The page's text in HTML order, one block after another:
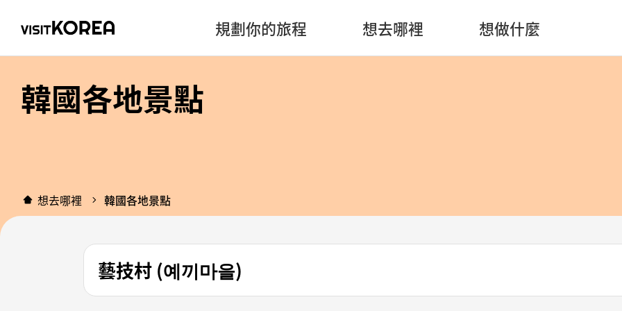
規劃你的旅程 想去哪裡 想做什麼
韓國各地景點
想去哪裡 韓國各地景點
藝技村 (예끼마을)